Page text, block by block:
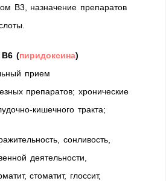
В3, назначение препаратов
В6 (пиридоксина)
прием
препаратов; хронические
кишечного тракта;
сонливость,
деятельности,
стоматит, глоссит,